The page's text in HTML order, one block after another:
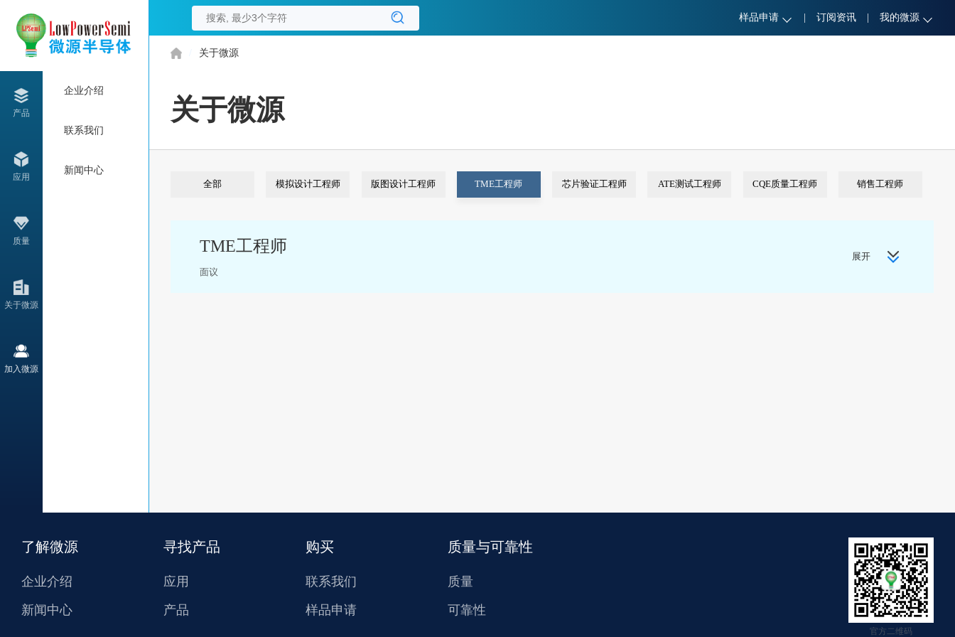
样品申请 订阅资讯 我的微源
产品
应用
质量
关于微源
加入微源
企业介绍
联系我们
新闻中心
关于微源
关于微源
全部 模拟设计工程师 版图设计工程师 TME工程师 芯片验证工程师 ATE测试工程师 CQE质量工程师 销售工程师
TME工程师
面议
展开
了解微源
企业介绍
新闻中心
寻找产品
应用
产品
购买
联系我们
样品申请
质量与可靠性
质量
可靠性
官方二维码